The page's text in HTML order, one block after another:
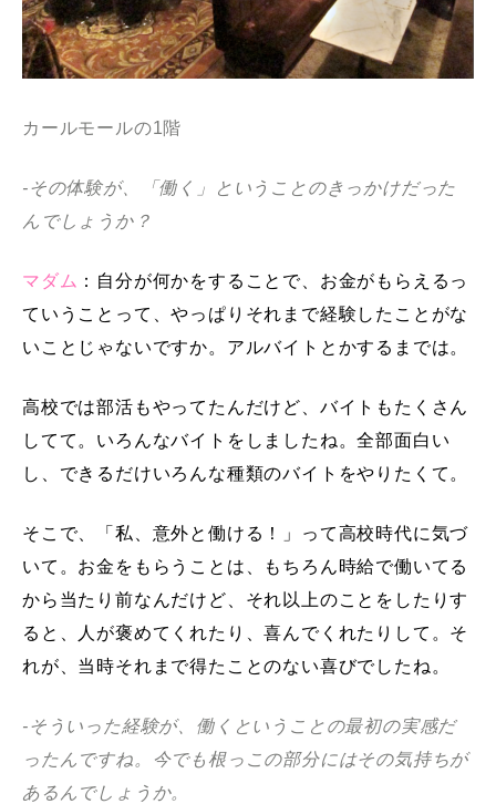
カールモールの1階
-その体験が、「働く」ということのきっかけだった
んでしょうか？
マダム ：自分が何かをすることで、お金がもらえるっ
ていうことって、やっぱりそれまで経験したことがな
いことじゃないですか。アルバイトとかするまでは。
高校では部活もやってたんだけど、バイトもたくさん
してて。いろんなバイトをしましたね。全部面白い
し、できるだけいろんな種類のバイトをやりたくて。
そこで、「私、意外と働ける！」って高校時代に気づ
いて。お金をもらうことは、もちろん時給で働いてる
から当たり前なんだけど、それ以上のことをしたりす
ると、人が褒めてくれたり、喜んでくれたりして。そ
れが、当時それまで得たことのない喜びでしたね。
-そういった経験が、働くということの最初の実感だ
ったんですね。今でも根っこの部分にはその気持ちが
あるんでしょうか。